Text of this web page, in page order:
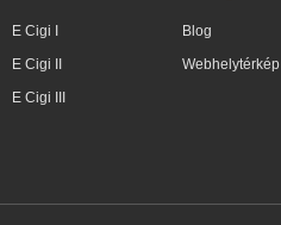
E Cigi I
E Cigi II
E Cigi III
Blog
Webhelytérkép